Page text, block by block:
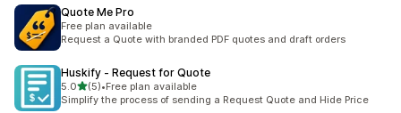
Quote Me Pro
Free plan available
Request a Quote with branded PDF quotes and draft orders
Huskify ‑ Request for Quote
5.0별 5개 중
(5)
총 리뷰 5개
•Free plan available
Simplify the process of sending a Request Quote and Hide Price